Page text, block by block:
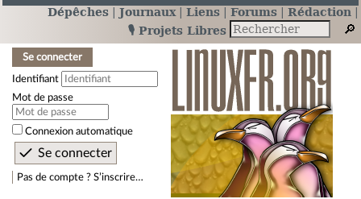
Dépêches Journaux Liens Forums
Rédaction
🎙️ Projets Libres
Se connecter
Identifiant
Mot de passe
Connexion automatique
Pas de compte ? S’inscrire…